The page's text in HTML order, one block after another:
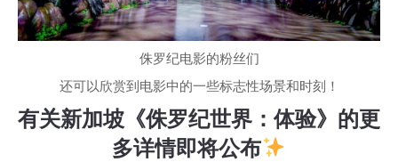
侏罗纪电影的粉丝们
还可以欣赏到电影中的一些标志性场景和时刻！
有关新加坡《侏罗纪世界：体验》的更
多详情即将公布